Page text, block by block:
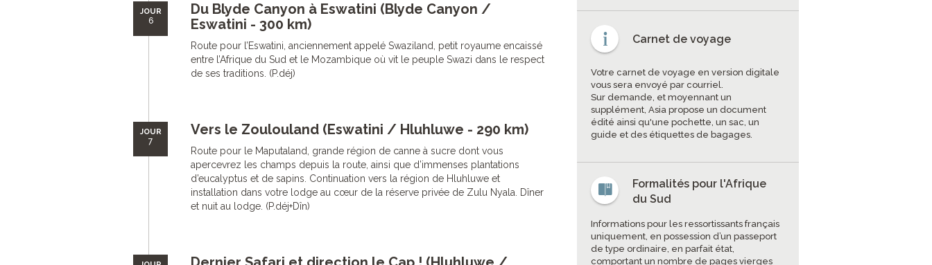
JOUR
6
Du Blyde Canyon à Eswatini (Blyde Canyon /
Eswatini - 300 km)
Route pour l’Eswatini, anciennement appelé Swaziland, petit royaume encaissé
entre l’Afrique du Sud et le Mozambique où vit le peuple Swazi dans le respect
de ses traditions. (P.déj)
JOUR
7
Vers le Zoulouland (Eswatini / Hluhluwe - 290 km)
Route pour le Maputaland, grande région de canne à sucre dont vous
apercevrez les champs depuis la route, ainsi que d’immenses plantations
d’eucalyptus et de sapins. Continuation vers la région de Hluhluwe et
installation dans votre lodge au cœur de la réserve privée de Zulu Nyala. Dîner
et nuit au lodge. (P.déj+Dîn)
Carnet de voyage
Votre carnet de voyage en version digitale
vous sera envoyé par courriel.
Sur demande, et moyennant un
supplément, Asia propose un document
édité ainsi qu'une pochette, un sac, un
guide et des étiquettes de bagages.
Formalités pour l'Afrique
du Sud
Informations pour les ressortissants français
uniquement, en possession d’un passeport
de type ordinaire, en parfait état,
comportant un nombre de pages vierges